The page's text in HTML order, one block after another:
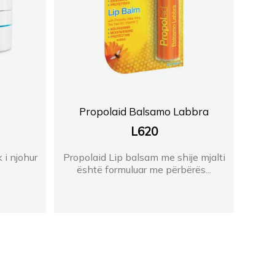
i njohur
Propolaid Balsamo Labbra
L620
Propolaid Lip balsam me shije mjalti
është formuluar me përbërës...